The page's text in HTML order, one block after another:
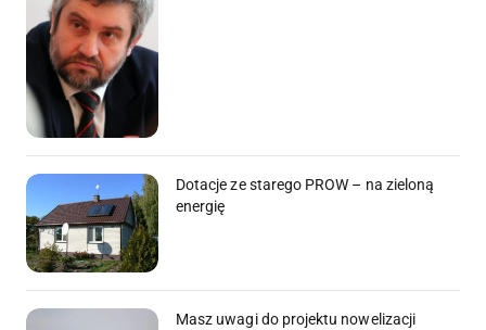
Dotacje ze starego PROW – na zieloną
energię
Masz uwagi do projektu nowelizacji